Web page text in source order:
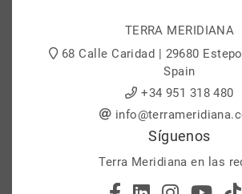
TERRA MERIDIANA
68 Calle Caridad | 29680
Spain
+34 951 318 480
Síguenos
Terra Meridiana en las